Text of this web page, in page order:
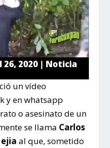
26, 2020| Noticia
un vídeo
y en whatsapp
o asesinato de un
se llama Carlos
al que, sometido